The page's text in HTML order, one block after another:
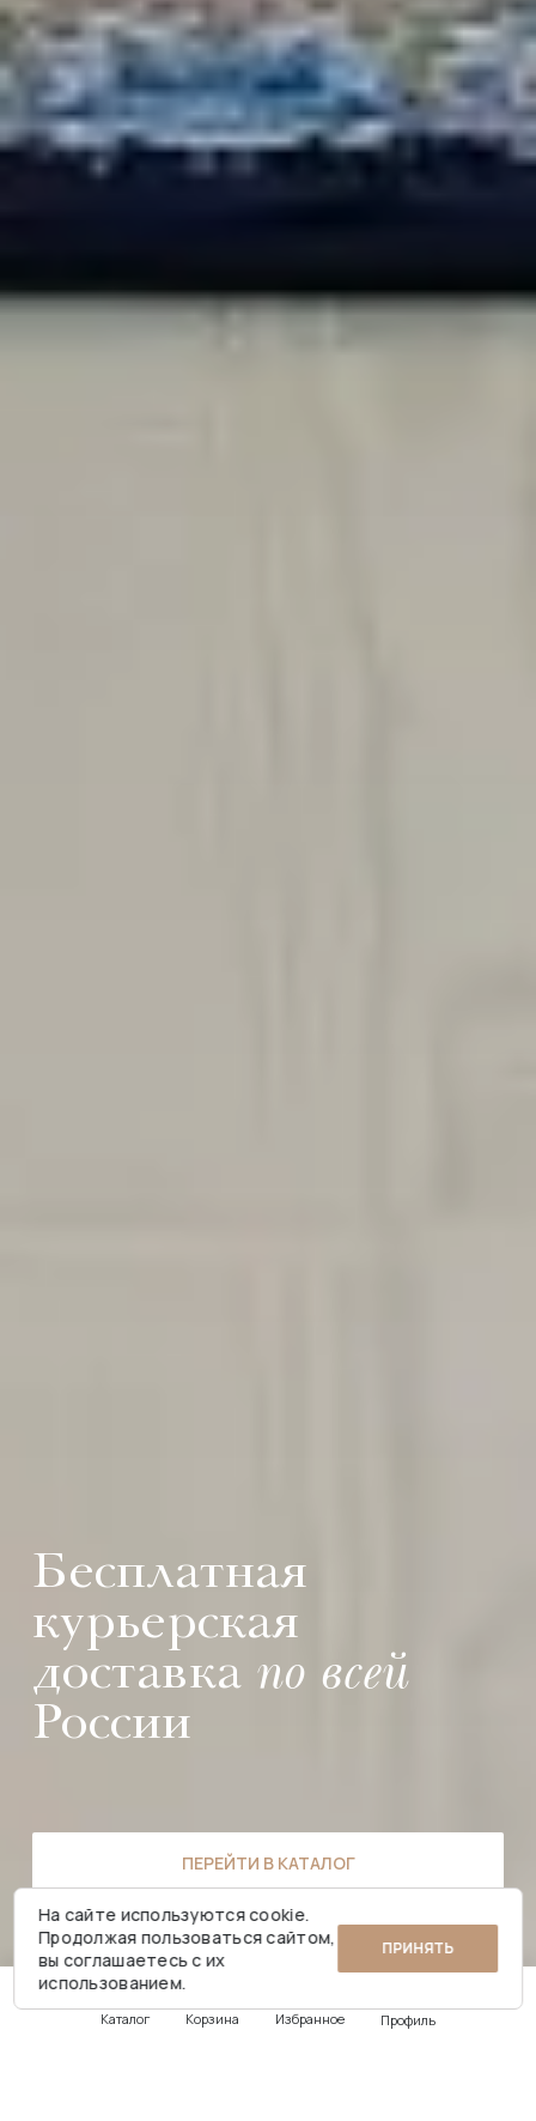
Каталог Корзина Избранное Профиль
Бесплатная
курьерская
доставка по всей
России
ПЕРЕЙТИ В КАТАЛОГ
На сайте используются cookie.
Продолжая пользоваться сайтом,
вы соглашаетесь с их
использованием.
ПРИНЯТЬ